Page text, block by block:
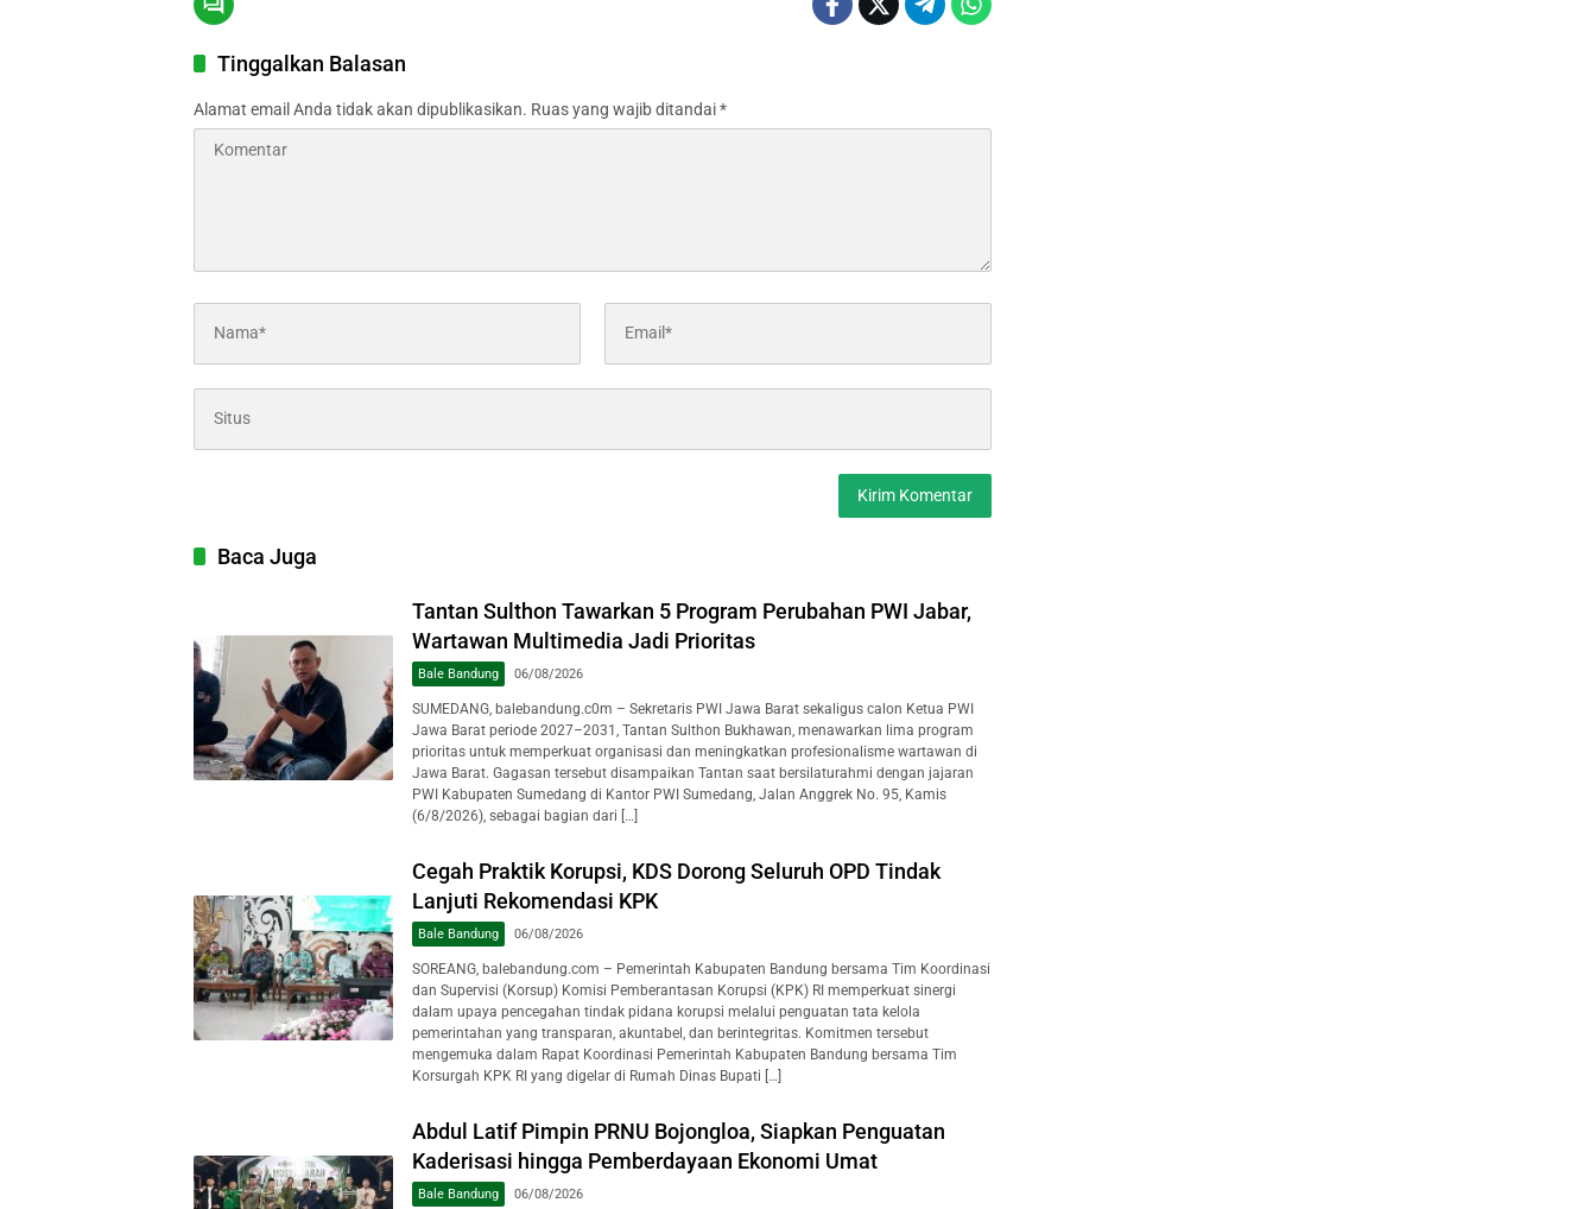
Tinggalkan Balasan
Alamat email Anda tidak akan dipublikasikan. Ruas yang wajib ditandai*
Baca Juga
Tantan Sulthon Tawarkan 5 Program Perubahan PWI Jabar,
Wartawan Multimedia Jadi Prioritas
Bale Bandung 06/08/2026
SUMEDANG, balebandung.c0m – Sekretaris PWI Jawa Barat sekaligus calon Ketua PWI
Jawa Barat periode 2027–2031, Tantan Sulthon Bukhawan, menawarkan lima program
prioritas untuk memperkuat organisasi dan meningkatkan profesionalisme wartawan di
Jawa Barat. Gagasan tersebut disampaikan Tantan saat bersilaturahmi dengan jajaran
PWI Kabupaten Sumedang di Kantor PWI Sumedang, Jalan Anggrek No. 95, Kamis
(6/8/2026), sebagai bagian dari […]
Cegah Praktik Korupsi, KDS Dorong Seluruh OPD Tindak
Lanjuti Rekomendasi KPK
Bale Bandung 06/08/2026
SOREANG, balebandung.com – Pemerintah Kabupaten Bandung bersama Tim Koordinasi
dan Supervisi (Korsup) Komisi Pemberantasan Korupsi (KPK) RI memperkuat sinergi
dalam upaya pencegahan tindak pidana korupsi melalui penguatan tata kelola
pemerintahan yang transparan, akuntabel, dan berintegritas. Komitmen tersebut
mengemuka dalam Rapat Koordinasi Pemerintah Kabupaten Bandung bersama Tim
Korsurgah KPK RI yang digelar di Rumah Dinas Bupati […]
Abdul Latif Pimpin PRNU Bojongloa, Siapkan Penguatan
Kaderisasi hingga Pemberdayaan Ekonomi Umat
Bale Bandung 06/08/2026